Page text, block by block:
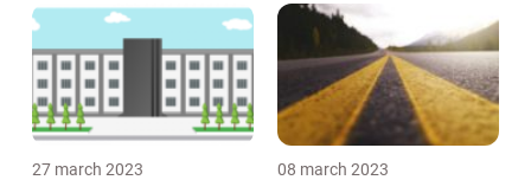
27 march 2023 08 march 2023